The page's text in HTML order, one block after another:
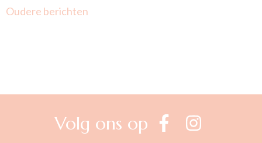
Berichtnavigatie
Oudere berichten
Volg ons op